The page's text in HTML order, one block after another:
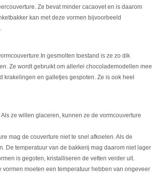
Ze bevat minder cacaovet en is daarom
kan met deze vormen bijvoorbeeld
gesmolten toestand is ze zo dik
Ze wordt gebruikt om allerlei chocolademodellen mee
en galletjes gespoten. Ze is ook heel
ze willen glaceren, kunnen ze de vormcouverture
mag de couverture niet te snel afkoelen. Als de
De temperatuur van de bakkerij mag daarom niet lager
is gegoten, kristalliseren de vetten verder uit.
moeten een temperatuur hebben van ongeveer